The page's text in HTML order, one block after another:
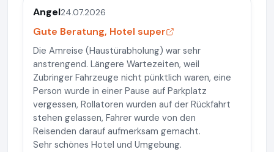
Angel24.07.2026
Gute Beratung, Hotel super
Die Amreise (Haustürabholung) war sehr
anstrengend. Längere Wartezeiten, weil
Zubringer Fahrzeuge nicht pünktlich waren, eine
Person wurde in einer Pause auf Parkplatz
vergessen, Rollatoren wurden auf der Rückfahrt
stehen gelassen, Fahrer wurde von den
Reisenden darauf aufmerksam gemacht.
Sehr schönes Hotel und Umgebung.